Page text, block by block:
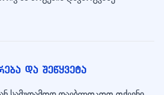
და შეწყვეტა